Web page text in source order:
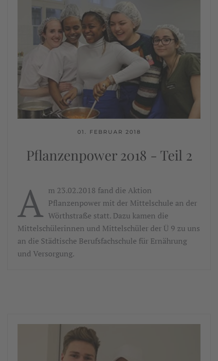
01. FEBRUAR 2018
Pflanzenpower 2018 - Teil 2
A m 23.02.2018 fand die Aktion
Pflanzenpower mit der Mittelschule an der
Wörthstraße statt. Dazu kamen die
Mittelschülerinnen und Mittelschüler der Ü 9 zu uns
an die Städtische Berufsfachschule für Ernährung
und Versorgung.